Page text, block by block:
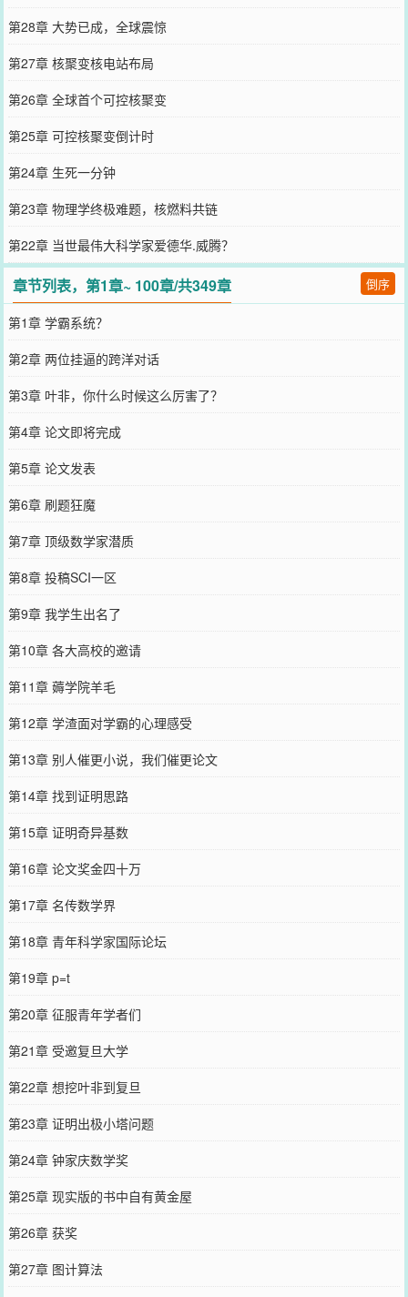
第28章 大势已成，全球震惊
第27章 核聚变核电站布局
第26章 全球首个可控核聚变
第25章 可控核聚变倒计时
第24章 生死一分钟
第23章 物理学终极难题，核燃料共链
第22章 当世最伟大科学家爱德华.威腾？
章节列表，第1章~ 100章/共349章 倒序
第1章 学霸系统？
第2章 两位挂逼的跨洋对话
第3章 叶非，你什么时候这么厉害了？
第4章 论文即将完成
第5章 论文发表
第6章 刷题狂魔
第7章 顶级数学家潜质
第8章 投稿SCI一区
第9章 我学生出名了
第10章 各大高校的邀请
第11章 薅学院羊毛
第12章 学渣面对学霸的心理感受
第13章 别人催更小说，我们催更论文
第14章 找到证明思路
第15章 证明奇异基数
第16章 论文奖金四十万
第17章 名传数学界
第18章 青年科学家国际论坛
第19章 p=t
第20章 征服青年学者们
第21章 受邀复旦大学
第22章 想挖叶非到复旦
第23章 证明出极小塔问题
第24章 钟家庆数学奖
第25章 现实版的书中自有黄金屋
第26章 获奖
第27章 图计算法